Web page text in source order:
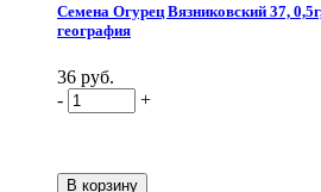
Семена Огурец Вязниковский 37,
география
36 руб.
-
+